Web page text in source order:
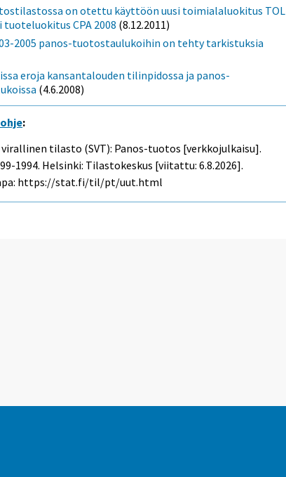
on otettu käyttöön uusi toimialaluokitus TOL
tuoteluokitus CPA 2008 (8.12.2011)
2005 panos-tuotostaulukoihin on tehty tarkistuksia
eroja kansantalouden tilinpidossa ja panos-
(4.6.2008)
:
virallinen tilasto (SVT): Panos-tuotos [verkkojulkaisu].
1994. Helsinki: Tilastokeskus [viitattu: 6.8.2026].
https://stat.fi/til/pt/uut.html